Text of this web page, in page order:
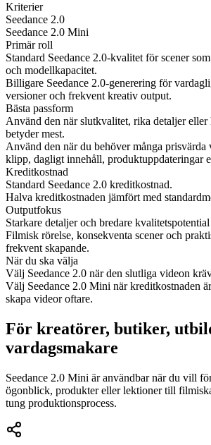
Kriterier
Seedance 2.0
Seedance 2.0 Mini
Primär roll
Standard Seedance 2.0-kvalitet för scener
och modellkapacitet.
Billigare Seedance 2.0-generering för
versioner och frekvent kreativ output.
Bästa passform
Använd den när slutkvalitet, rika detaljer
betyder mest.
Använd den när du behöver många prisvärda
klipp, dagligt innehåll, produktuppdateringar
Kreditkostnad
Standard Seedance 2.0 kreditkostnad.
Halva kreditkostnaden jämfört med
Outputfokus
Starkare detaljer och bredare
Filmisk rörelse, konsekventa scener och
frekvent skapande.
När du ska välja
Välj Seedance 2.0 när den slutliga videon
Välj Seedance 2.0 Mini när kreditkostnaden
skapa videor oftare.
För kreatörer, butiker,
vardagsmakare
Seedance 2.0 Mini är användbar när du vill
ögonblick, produkter eller lektioner till
tung produktionsprocess.